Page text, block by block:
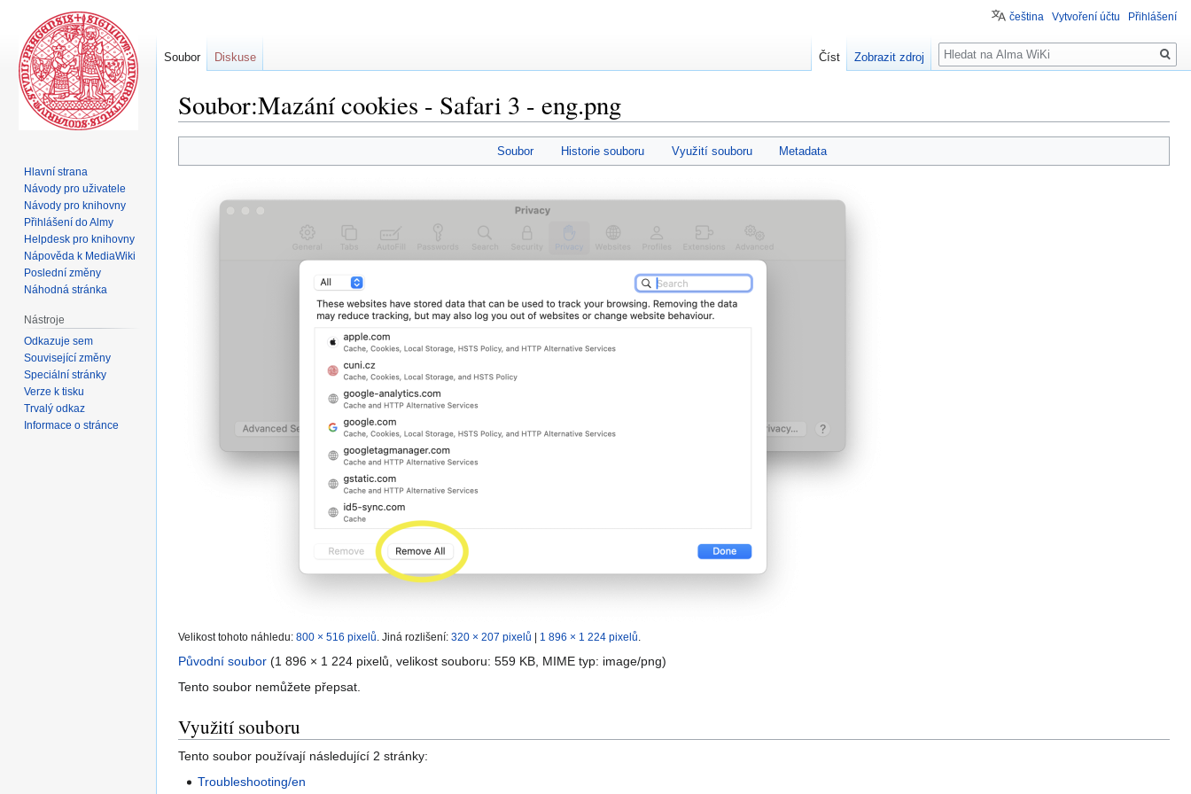
Soubor:Mazání cookies - Safari 3 - eng.png
na
na
Soubor Historie souboru Využití souboru Metadata
Velikost tohoto náhledu: 800 × 516 pixelů Jiná rozlišení: 320 × 207 pixelů 1 896 × 1 224 pixelů
Původní soubor (1 896 × 1 224 pixelů, velikost souboru: 559 KB, MIME typ: image/png)
Tento soubor nemůžete přepsat.
Využití souboru
Tento soubor používají následující 2 stránky:
Troubleshooting/en
čeština Vytvoření účtu Přihlášení
Soubor Diskuse Číst Zobrazit zdroj
Hledat
Hlavní strana
Návody pro uživatele
Návody pro knihovny
Přihlášení do Almy
Helpdesk pro knihovny
Nápověda k MediaWiki
Poslední změny
Náhodná stránka
Nástroje
Odkazuje sem
Související změny
Speciální stránky
Verze k tisku
Trvalý odkaz
Informace o stránce